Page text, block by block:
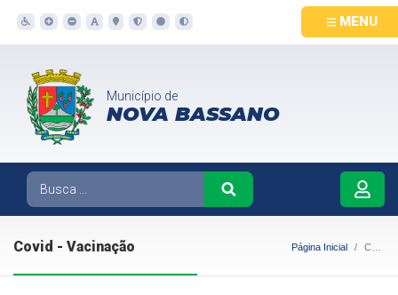
MENU
Município de
NOVA BASSANO
Covid - Vacinação Página Inicial Covid - Vacinação